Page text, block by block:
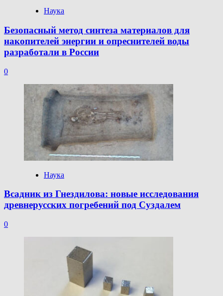
Наука
Безопасный метод синтеза материалов для
накопителей энергии и опреснителей воды
разработали в России
0
Наука
Всадник из Гнездилова: новые исследования
древнерусских погребений под Суздалем
0